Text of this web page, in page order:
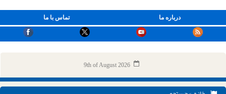
تماس با ما درباره ما
9th of August 2026